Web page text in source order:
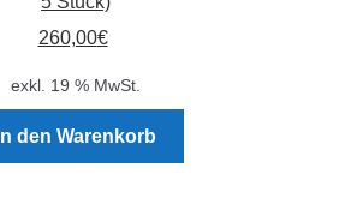
260,00€
exkl. 19 % MwSt.
In den Warenkorb